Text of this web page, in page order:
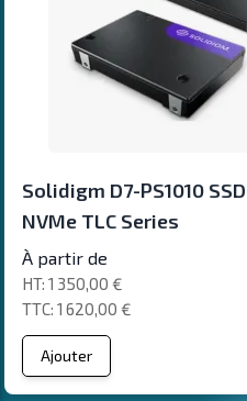
Solidigm D7-PS1010
NVMe TLC Series
À partir de
1 620,00 €
1 350,00 €
Ajouter